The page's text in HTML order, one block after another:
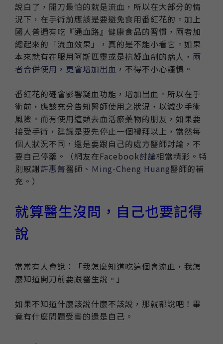
說白了，開刀最怕的就是流血，所以在大部分的情
況下，在手術前應該是要避免食用番紅花的。加上
國人普遍有吃『通血路』健康食品的習慣，兩者加
總起來的「流血效果」，真的是不能小看它。如果
本來就有在服用阿斯匹靈或是抗凝血劑的病人， 兩
者合併使用，更會增加出血 ，不得不小心謹慎。
番紅花的確會影響凝血功能，增加出血。所以在手
術前，應該充分告知醫師使用之狀況，以減少手術
風險。而有使用這類去血活瘀藥物的朋友，如果要
接受手術，建議是要先停止一個禮拜以上，當然每
個人狀況不同，還是要跟自己的處方醫師討論，不
要自己停藥。（網友在Facebook討論相當精彩。特
別感謝許惠菁醫師、 Ｍing-Cheng Huang醫師的補
充。）
就算醫生沒問，自己也要記得
說
常常有人會說：「我怎麼知道吃這個會流血，我怎
麼知道開刀前要跟醫生說。」
如果不知道什麼該說什麼不該說，那就都說吧！畢
竟有什麼問題受害的還是自己。